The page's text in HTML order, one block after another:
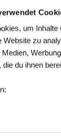
um
Website zu
du ihnen